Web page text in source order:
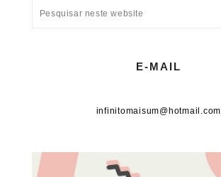
E-MAIL
infinitomaisum@hotmail.com